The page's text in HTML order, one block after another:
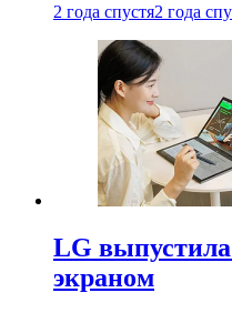
2 года спустя2 года
LG
экраном